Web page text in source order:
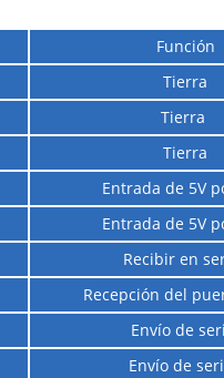
Función
Tierra
Tierra
Tierra
Entrada de 5V
Entrada de 5V
Recibir en
Recepción del
Envío de
Envío de